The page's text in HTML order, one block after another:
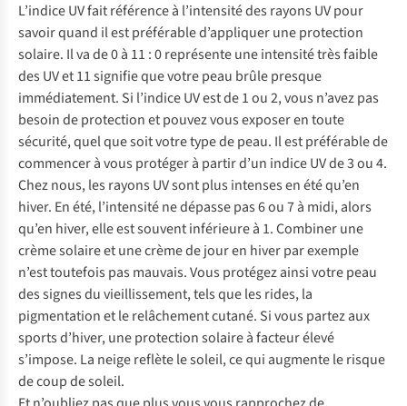
L’indice UV fait référence à l’intensité des rayons UV pour
savoir quand il est préférable d’appliquer une protection
solaire. Il va de 0 à 11 : 0 représente une intensité très faible
des UV et 11 signifie que votre peau brûle presque
immédiatement. Si l’indice UV est de 1 ou 2, vous n’avez pas
besoin de protection et pouvez vous exposer en toute
sécurité, quel que soit votre type de peau. Il est préférable de
commencer à vous protéger à partir d’un indice UV de 3 ou 4.
Chez nous, les rayons UV sont plus intenses en été qu’en
hiver. En été, l’intensité ne dépasse pas 6 ou 7 à midi, alors
qu’en hiver, elle est souvent inférieure à 1. Combiner une
crème solaire et une crème de jour en hiver par exemple
n’est toutefois pas mauvais. Vous protégez ainsi votre peau
des signes du vieillissement, tels que les rides, la
pigmentation et le relâchement cutané. Si vous partez aux
sports d’hiver, une protection solaire à facteur élevé
s’impose. La neige reflète le soleil, ce qui augmente le risque
de coup de soleil.